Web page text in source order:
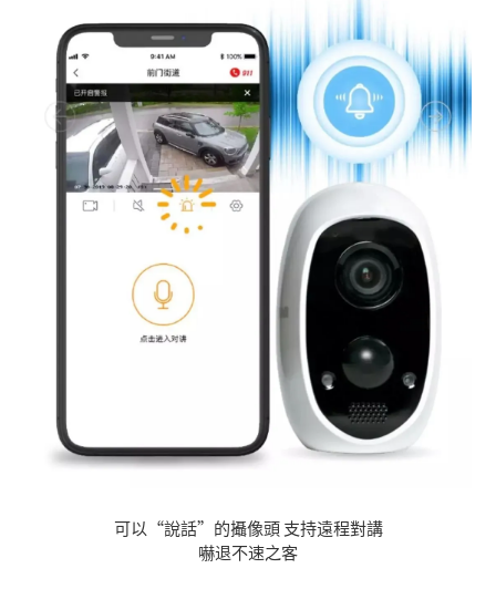
可以“說話”的攝像頭 支持遠程對講
嚇退不速之客